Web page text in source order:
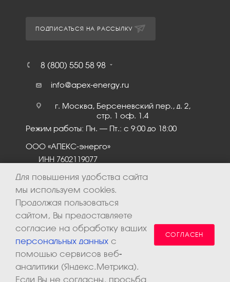
ПОДПИСАТЬСЯ НА РАССЫЛКУ
8 (800) 550 58 98
info@apex-energy.ru
г. Москва, Берсеневский пер., д. 2,
стр. 1 оф. 1.4
Режим работы: Пн. – Пт.: с 9:00 до 18:00
ООО «АПЕКС-энерго»
ИНН 7602119077
2026 © ООО «Апекс-энерго». Все права защищены.
Для повышения удобства сайта
мы используем cookies.
Продолжая пользоваться
сайтом, Вы предоставляете
согласие на обработку ваших
персональных данных с
помощью сервисов веб-
аналитики (Яндекс.Метрика).
Если Вы не согласны, просьба
СОГЛАСЕН